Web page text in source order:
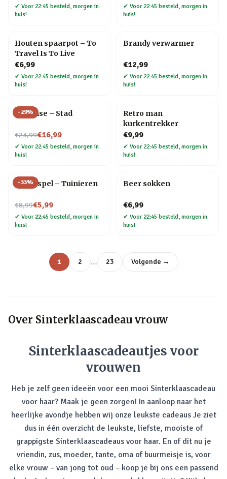
✔ Voor 22:45 besteld, morgen in
huis!
✔ Voor 22:45 besteld, morgen in
huis!
Houten spaarpot – To
Travel Is To Live
€6,99
✔ Voor 22:45 besteld, morgen in
huis!
Brandy verwarmer
€12,99
✔ Voor 22:45 besteld, morgen in
huis!
-29%
Flip Vase – Stad
€23,99
Nu voor€16,99
✔ Voor 22:45 besteld, morgen in
huis!
Retro man
kurkentrekker
€9,99
✔ Voor 22:45 besteld, morgen in
huis!
-33%
Trivia spel – Tuinieren
€8,99
Nu voor€5,99
✔ Voor 22:45 besteld, morgen in
huis!
Beer sokken
€6,99
✔ Voor 22:45 besteld, morgen in
huis!
1 2 … 23 Volgende →
Over Sinterklaascadeau vrouw
Sinterklaascadeautjes voor
vrouwen
Heb je zelf geen ideeën voor een mooi Sinterklaascadeau
voor haar? Maak je geen zorgen! In aanloop naar het
heerlijke avondje hebben wij onze leukste cadeaus Je ziet
dus in één overzicht de leukste, liefste, mooiste of
grappigste Sinterklaascadeaus voor haar. En of dit nu je
vriendin, zus, moeder, tante, oma of buurmeisje is, voor
elke vrouw – van jong tot oud – koop je bij ons een passend